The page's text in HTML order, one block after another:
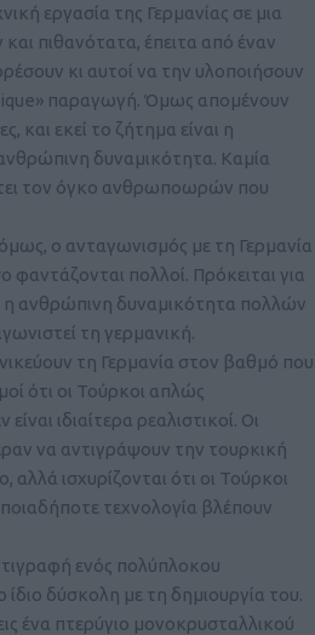
εργασία της Γερμανίας σε μια
πιθανότατα, έπειτα από έναν
κι αυτοί να την υλοποιήσουν
παραγωγή. Όμως απομένουν
και εκεί το ζήτημα είναι η
δυναμικότητα. Καμία
τον όγκο ανθρωποωρών που
ο ανταγωνισμός με τη Γερμανία
φαντάζονται πολλοί. Πρόκειται για
η ανθρώπινη δυναμικότητα πολλών
τη γερμανική.
τη Γερμανία στον βαθμό που
ότι οι Τούρκοι απλώς
ιδιαίτερα ρεαλιστικοί. Οι
να αντιγράψουν την τουρκική
ισχυρίζονται ότι οι Τούρκοι
τεχνολογία βλέπουν
ενός πολύπλοκου
ίδιο δύσκολη με τη δημιουργία του.
ένα πτερύγιο μονοκρυσταλλικού